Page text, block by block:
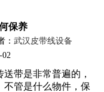
保养
： 武汉皮带线设备
带是非常普遍的，
不管是什么物件，保